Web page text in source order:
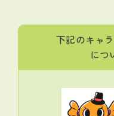
下記のキャ
につ